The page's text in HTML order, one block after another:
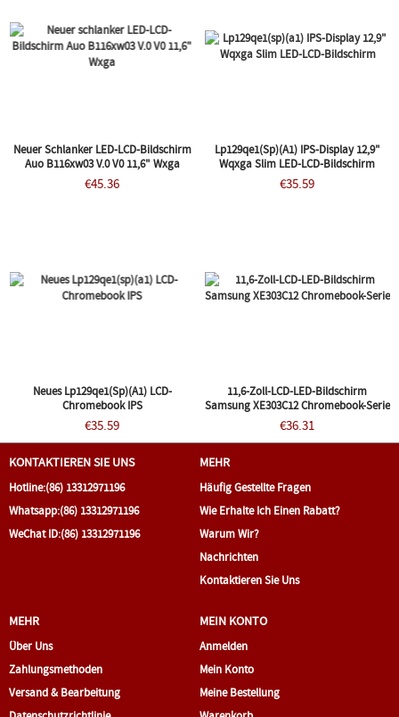
Neuer Schlanker LED-LCD-Bildschirm
Auo B116xw03 V.0 V0 11,6" Wxga
€45.36
Lp129qe1(sp)(a1) IPS-Display 12,9"
Wqxga Slim LED-LCD-Bildschirm
€35.59
Neues Lp129qe1(sp)(a1) LCD-
Chromebook IPS
€35.59
11,6-Zoll-LCD-LED-Bildschirm
Samsung XE303C12 Chromebook-Serie
€36.31
KONTAKTIEREN SIE UNS
Hotline:(86) 13312971196
Whatsapp:(86) 13312971196
WeChat ID:(86) 13312971196
MEHR
Häufig Gestellte Fragen
Wie Erhalte Ich Einen Rabatt?
Warum Wir?
Nachrichten
Kontaktieren Sie Uns
MEHR
Über Uns
Zahlungsmethoden
Versand & Bearbeitung
MEIN KONTO
Anmelden
Mein Konto
Meine Bestellung